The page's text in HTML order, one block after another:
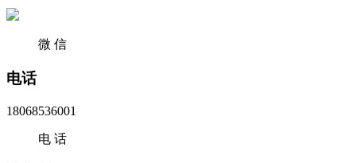
微 信
电话
18068536001
电 话